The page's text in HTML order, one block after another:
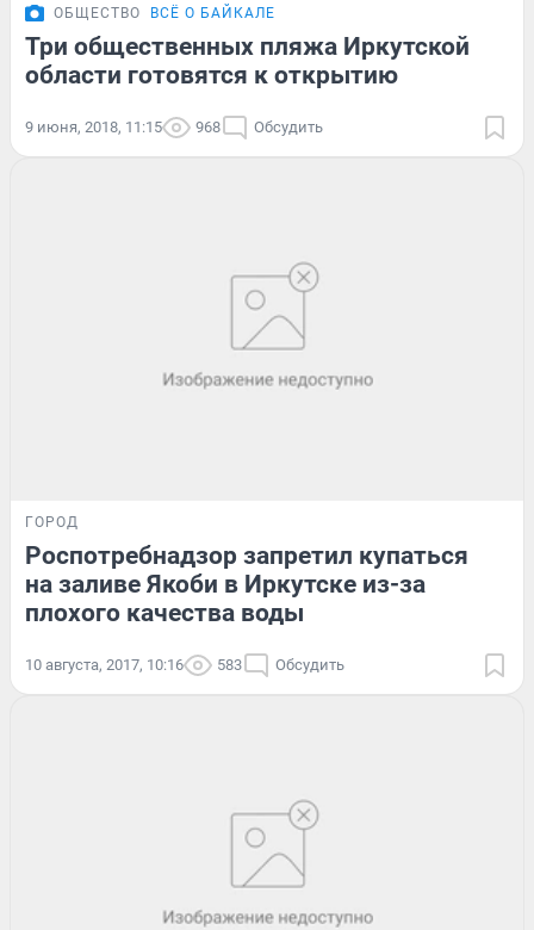
ОБЩЕСТВО ВСЁ О БАЙКАЛЕ
Три общественных пляжа Иркутской
области готовятся к открытию
9 июня, 2018, 11:15 968 Обсудить
ГОРОД
Роспотребнадзор запретил купаться
на заливе Якоби в Иркутске из-за
плохого качества воды
10 августа, 2017, 10:16 583 Обсудить